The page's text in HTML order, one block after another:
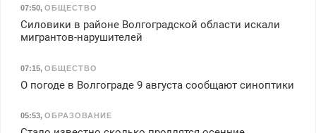
07:50, ОБЩЕСТВО
Силовики в районе Волгоградской области искали
мигрантов-нарушителей
07:15, ОБЩЕСТВО
О погоде в Волгограде 9 августа сообщают синоптики
05:53, ОБРАЗОВАНИЕ